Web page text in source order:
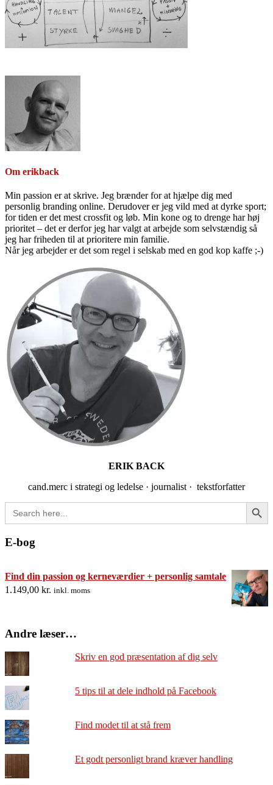
Om erikback
Min passion er at skrive. Jeg brænder for at hjælpe dig med
personlig branding online. Derudover er jeg vild med at dyrke sport;
for tiden er det mest crossfit og løb. Min kone og to drenge har høj
prioritet – det er derfor jeg har valgt at arbejde som selvstændig så
jeg har friheden til at prioritere min familie.
Når jeg arbejder er det som regel i selskab med en god kop kaffe ;-)
Sidebar
ERIK BACK
cand.merc i strategi og ledelse · journalist · tekstforfatter
Search
for:
Search Button
E-bog
Find din passion og kerneværdier + personlig samtale
1.149,00 kr. inkl. moms
Andre læser…
Skriv en god præsentation af dig selv
5 tips til at dele indhold på Facebook
Find modet til at stå frem
Et godt personligt brand kræver handling